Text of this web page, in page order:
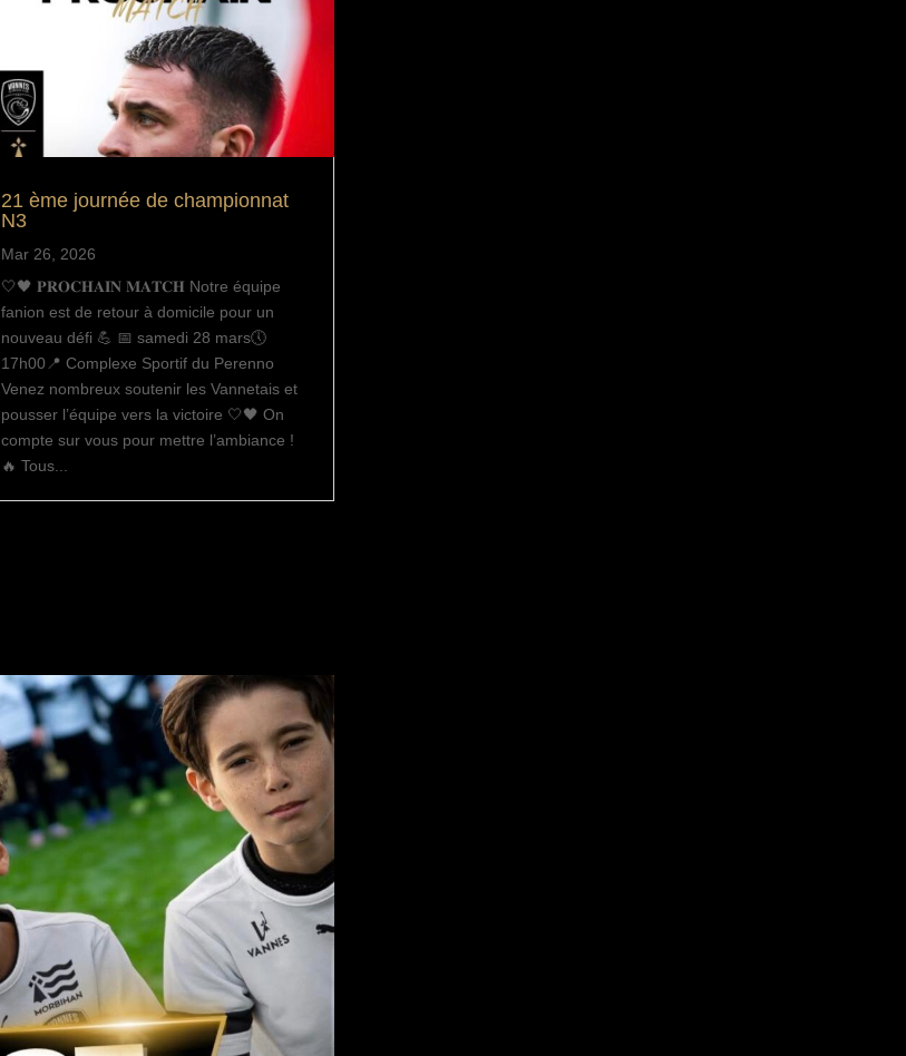
21 ème journée de championnat
N3
Mar 26, 2026
🤍🖤 𝐏𝐑𝐎𝐂𝐇𝐀𝐈𝐍 𝐌𝐀𝐓𝐂𝐇 Notre équipe
fanion est de retour à domicile pour un
nouveau défi 💪 📅 samedi 28 mars🕔
17h00📍 Complexe Sportif du Perenno
Venez nombreux soutenir les Vannetais et
pousser l’équipe vers la victoire 🤍🖤 On
compte sur vous pour mettre l’ambiance !
🔥 Tous...